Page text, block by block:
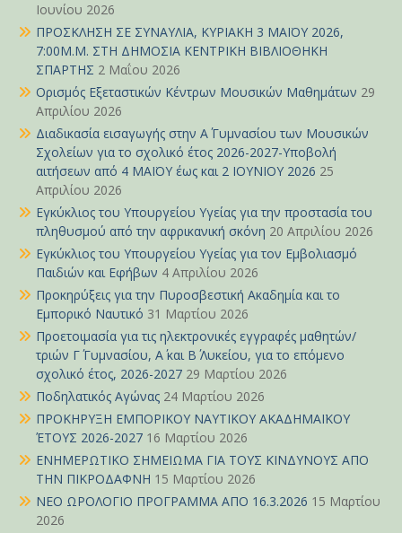
Ιουνίου 2026
ΠΡΟΣΚΛΗΣΗ ΣΕ ΣΥΝΑΥΛΙΑ, ΚΥΡΙΑΚΗ 3 ΜΑΪΟΥ 2026,
7:00Μ.Μ. ΣΤΗ ΔΗΜΟΣΙΑ ΚΕΝΤΡΙΚΗ ΒΙΒΛΙΟΘΗΚΗ
ΣΠΑΡΤΗΣ 2 Μαΐου 2026
Ορισμός Εξεταστικών Κέντρων Μουσικών Μαθημάτων 29
Απριλίου 2026
Διαδικασία εισαγωγής στην Α΄ Γυμνασίου των Μουσικών
Σχολείων για το σχολικό έτος 2026-2027-Υποβολή
αιτήσεων από 4 ΜΑΪΟΥ έως και 2 ΙΟΥΝΙΟΥ 2026 25
Απριλίου 2026
Εγκύκλιος του Υπουργείου Υγείας για την προστασία του
πληθυσμού από την αφρικανική σκόνη 20 Απριλίου 2026
Εγκύκλιος του Υπουργείου Υγείας για τον Εμβολιασμό
Παιδιών και Εφήβων 4 Απριλίου 2026
Προκηρύξεις για την Πυροσβεστική Ακαδημία και το
Εμπορικό Ναυτικό 31 Μαρτίου 2026
Προετοιμασία για τις ηλεκτρονικές εγγραφές μαθητών/
τριών Γ΄ Γυμνασίου, Α΄ και Β΄ Λυκείου, για το επόμενο
σχολικό έτος, 2026-2027 29 Μαρτίου 2026
Ποδηλατικός Αγώνας 24 Μαρτίου 2026
ΠΡΟΚΗΡΥΞΗ ΕΜΠΟΡΙΚΟΥ ΝΑΥΤΙΚΟΥ ΑΚΑΔΗΜΑΪΚΟΥ
ΈΤΟΥΣ 2026-2027 16 Μαρτίου 2026
ΕΝΗΜΕΡΩΤΙΚΟ ΣΗΜΕΙΩΜΑ ΓΙΑ ΤΟΥΣ ΚΙΝΔΥΝΟΥΣ ΑΠΟ
ΤΗΝ ΠΙΚΡΟΔΑΦΝΗ 15 Μαρτίου 2026
ΝΕΟ ΩΡΟΛΟΓΙΟ ΠΡΟΓΡΑΜΜΑ ΑΠΟ 16.3.2026 15 Μαρτίου
2026